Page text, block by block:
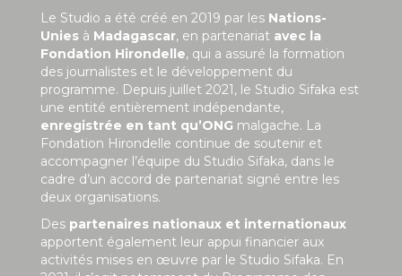
Le Studio a été créé en 2019 par les Nations-
Unies à Madagascar, en partenariat avec la
Fondation Hirondelle, qui a assuré la formation
des journalistes et le développement du
programme. Depuis juillet 2021, le Studio Sifaka est
une entité entièrement indépendante,
enregistrée en tant qu’ONG malgache. La
Fondation Hirondelle continue de soutenir et
accompagner l’équipe du Studio Sifaka, dans le
cadre d’un accord de partenariat signé entre les
deux organisations.
Des partenaires nationaux et internationaux
apportent également leur appui financier aux
activités mises en œuvre par le Studio Sifaka. En